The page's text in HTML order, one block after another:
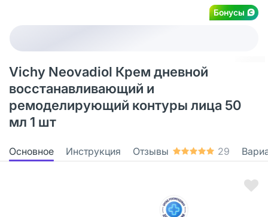
Бонусы
Vichy Neovadiol Крем дневной
восстанавливающий и
ремоделирующий контуры лица 50
мл 1 шт
Основное Инструкция Отзывы 29